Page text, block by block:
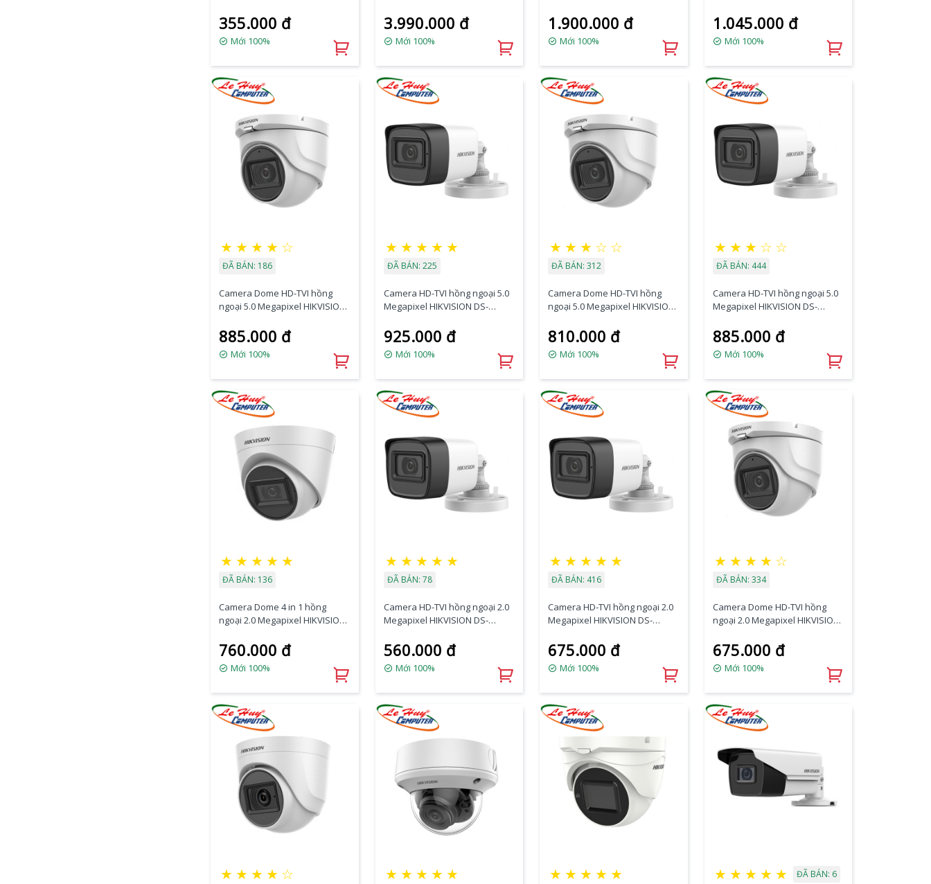
355.000 đ
Mới 100%
3.990.000 đ
Mới 100%
1.900.000 đ
Mới 100%
1.045.000 đ
Mới 100%
★ ★ ★ ★ ☆
ĐÃ BÁN: 186
Camera Dome HD-TVI hồng
ngoại 5.0 Megapixel HIKVISION
885.000 đ
Mới 100%
★ ★ ★ ★ ★
ĐÃ BÁN: 225
Camera HD-TVI hồng ngoại 5.0
Megapixel HIKVISION DS-
925.000 đ
Mới 100%
★ ★ ★ ☆ ☆
ĐÃ BÁN: 312
Camera Dome HD-TVI hồng
ngoại 5.0 Megapixel HIKVISION
810.000 đ
Mới 100%
★ ★ ★ ☆ ☆
ĐÃ BÁN: 444
Camera HD-TVI hồng ngoại 5.0
Megapixel HIKVISION DS-
885.000 đ
Mới 100%
★ ★ ★ ★ ★
ĐÃ BÁN: 136
Camera Dome 4 in 1 hồng
ngoại 2.0 Megapixel HIKVISION
760.000 đ
Mới 100%
★ ★ ★ ★ ★
ĐÃ BÁN: 78
Camera HD-TVI hồng ngoại 2.0
Megapixel HIKVISION DS-
560.000 đ
Mới 100%
★ ★ ★ ★ ★
ĐÃ BÁN: 416
Camera HD-TVI hồng ngoại 2.0
Megapixel HIKVISION DS-
675.000 đ
Mới 100%
★ ★ ★ ★ ☆
ĐÃ BÁN: 334
Camera Dome HD-TVI hồng
ngoại 2.0 Megapixel HIKVISION
675.000 đ
Mới 100%
★ ★ ★ ★ ☆ ★ ★ ★ ★ ★ ★ ★ ★ ★ ★ ★ ★ ★ ★ ★ ĐÃ BÁN: 6